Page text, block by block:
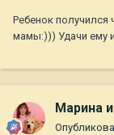
Ребенок получился
мамы:))) Удачи ему
Марина